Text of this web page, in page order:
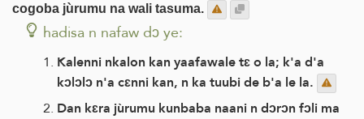
cogoba jùrumu na wali tasuma.
hadisa n nafaw dɔ ye:
Kalenni nkalon kan yaafawale tɛ o la; k'a d'a
kɔlɔlɔ n'a cɛnni kan, n ka tuubi de b'a le la.
Dan kɛra jùrumu kunbaba naani n dɔrɔn fɔli ma